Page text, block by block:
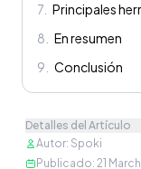
7 Principales
8
En resumen
9
Conclusión
Detalles del Artículo
Autor: Spoki
Publicado: 21